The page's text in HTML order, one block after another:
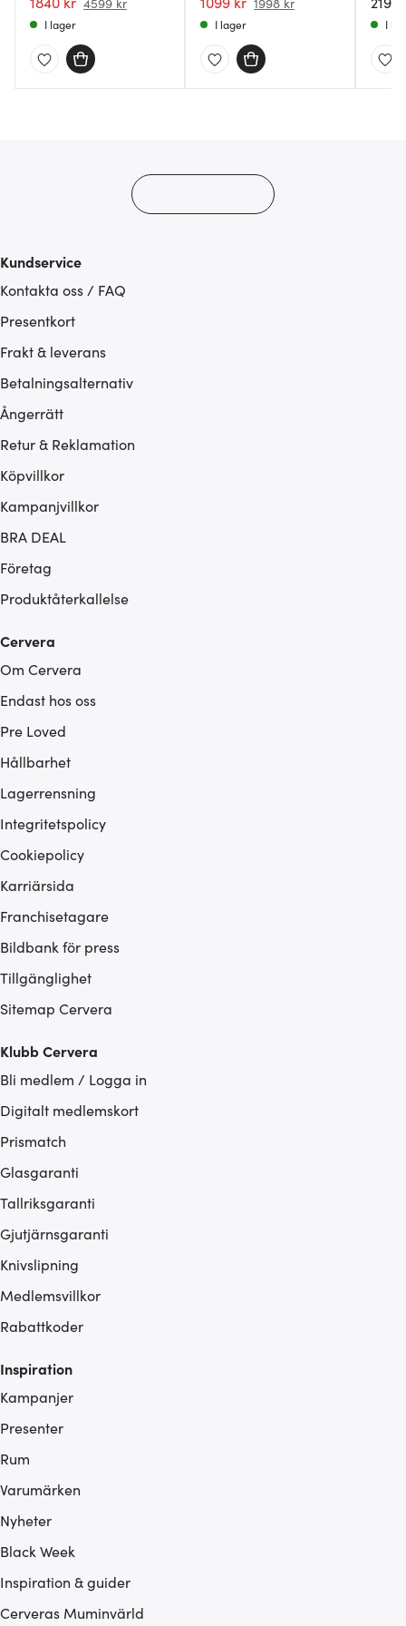
I lager I lager I
Kundservice
Kontakta oss / FAQ
Presentkort
Frakt & leverans
Betalningsalternativ
Ångerrätt
Retur & Reklamation
Köpvillkor
Kampanjvillkor
BRA DEAL
Företag
Produktåterkallelse
Cervera
Om Cervera
Endast hos oss
Pre Loved
Hållbarhet
Lagerrensning
Integritetspolicy
Cookiepolicy
Karriärsida
Franchisetagare
Bildbank för press
Tillgänglighet
Sitemap Cervera
Klubb Cervera
Bli medlem / Logga in
Digitalt medlemskort
Prismatch
Glasgaranti
Tallriksgaranti
Gjutjärnsgaranti
Knivslipning
Medlemsvillkor
Rabattkoder
Inspiration
Kampanjer
Presenter
Rum
Varumärken
Nyheter
Black Week
Inspiration & guider
Cerveras Muminvärld